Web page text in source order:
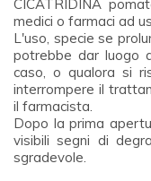
CICATRIDINA
medici o farmaci ad
L'uso, specie se
potrebbe dar luogo
caso, o qualora si
interrompere il
il farmacista.
Dopo la prima
visibili segni di
sgradevole.